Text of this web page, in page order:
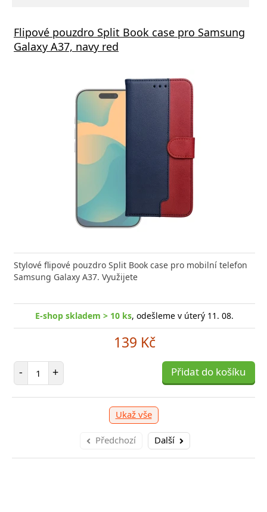
Flipové pouzdro Split Book case pro Samsung
Galaxy A37, navy red
Stylové flipové pouzdro Split Book case pro mobilní telefon
Samsung Galaxy A37. Využijete
E-shop skladem > 10 ks, odešleme v úterý 11. 08.
139 Kč
- Počet položek
+ Přidat do košíku
Ukaž vše
Předchozí Další